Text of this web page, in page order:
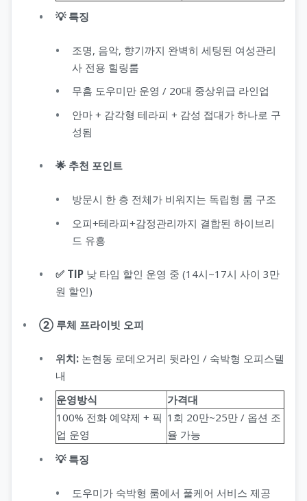
💡 특징
조명, 음악, 향기까지 완벽히 세팅된 여성관리
사 전용 힐링룸
무흠 도우미만 운영 / 20대 중상위급 라인업
안마 + 감각형 테라피 + 감성 접대가 하나로 구
성됨
🌟 추천 포인트
방문시 한 층 전체가 비워지는 독립형 룸 구조
오피+테라피+감정관리까지 결합된 하이브리
드 유흥
✅ TIP 낮 타임 할인 운영 중 (14시~17시 사이 3만
원 할인)
② 루체 프라이빗 오피
위치: 논현동 로데오거리 뒷라인 / 숙박형 오피스텔
내
운영방식
가격대
100% 전화 예약제 + 픽
업 운영
1회 20만~25만 / 옵션 조
율 가능
💡 특징
도우미가 숙박형 룸에서 풀케어 서비스 제공